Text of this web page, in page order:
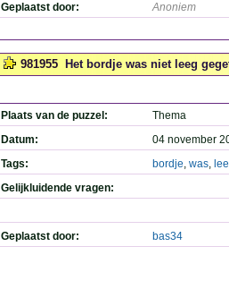
Geplaatst door: Anoniem
981955 Het bordje was niet leeg
Plaats van de puzzel:
Thema
Datum:
04 november
Tags:
bordje, was,
Gelijkluidende vragen:
Geplaatst door: bas34